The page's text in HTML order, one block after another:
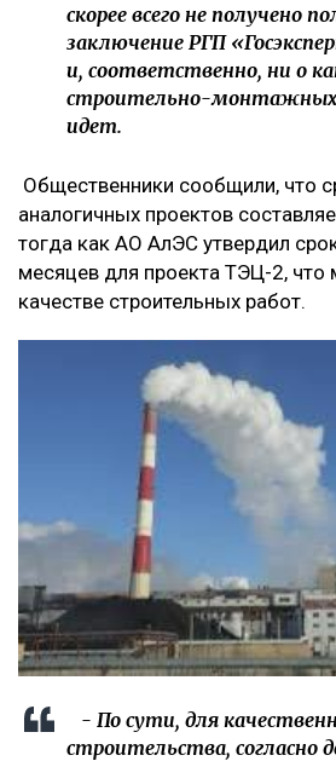
скорее всего не получено
заключение РГП
и, соответственно, ни о
строительно-монтажных
идет.
Общественники сообщили, что
аналогичных проектов
тогда как АО АлЭС утвердил
месяцев для проекта ТЭЦ-2, что
качестве строительных работ.
- По сути, для
строительства, согласно